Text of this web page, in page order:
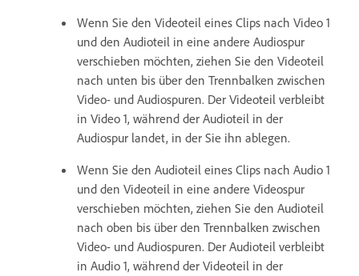
Wenn Sie den Videoteil eines Clips nach Video 1
und den Audioteil in eine andere Audiospur
verschieben möchten, ziehen Sie den Videoteil
nach unten bis über den Trennbalken zwischen
Video- und Audiospuren. Der Videoteil verbleibt
in Video 1, während der Audioteil in der
Audiospur landet, in der Sie ihn ablegen.
Wenn Sie den Audioteil eines Clips nach Audio 1
und den Videoteil in eine andere Videospur
verschieben möchten, ziehen Sie den Audioteil
nach oben bis über den Trennbalken zwischen
Video- und Audiospuren. Der Audioteil verbleibt
in Audio 1, während der Videoteil in der